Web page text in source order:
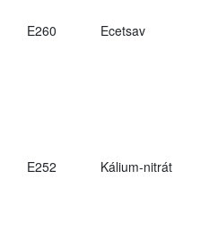
E260 Ecetsav
E252 Kálium-nitrát